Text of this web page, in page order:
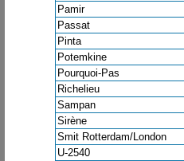
Pamir
Passat
Pinta
Potemkine
Pourquoi-Pas
Richelieu
Sampan
Sirène
Smit Rotterdam/London
U-2540